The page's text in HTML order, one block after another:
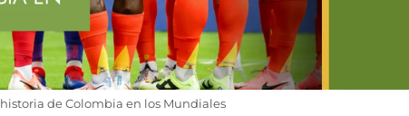
historia de Colombia en los Mundiales